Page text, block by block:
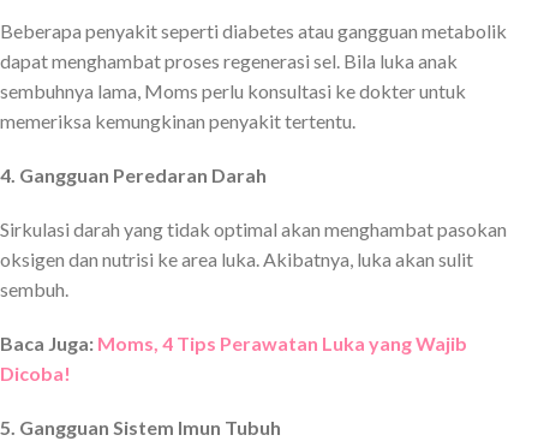
Beberapa penyakit seperti diabetes atau gangguan metabolik
dapat menghambat proses regenerasi sel. Bila luka anak
sembuhnya lama, Moms perlu konsultasi ke dokter untuk
memeriksa kemungkinan penyakit tertentu.
4. Gangguan Peredaran Darah
Sirkulasi darah yang tidak optimal akan menghambat pasokan
oksigen dan nutrisi ke area luka. Akibatnya, luka akan sulit
sembuh.
Baca Juga: Moms, 4 Tips Perawatan Luka yang Wajib
Dicoba!
5. Gangguan Sistem Imun Tubuh